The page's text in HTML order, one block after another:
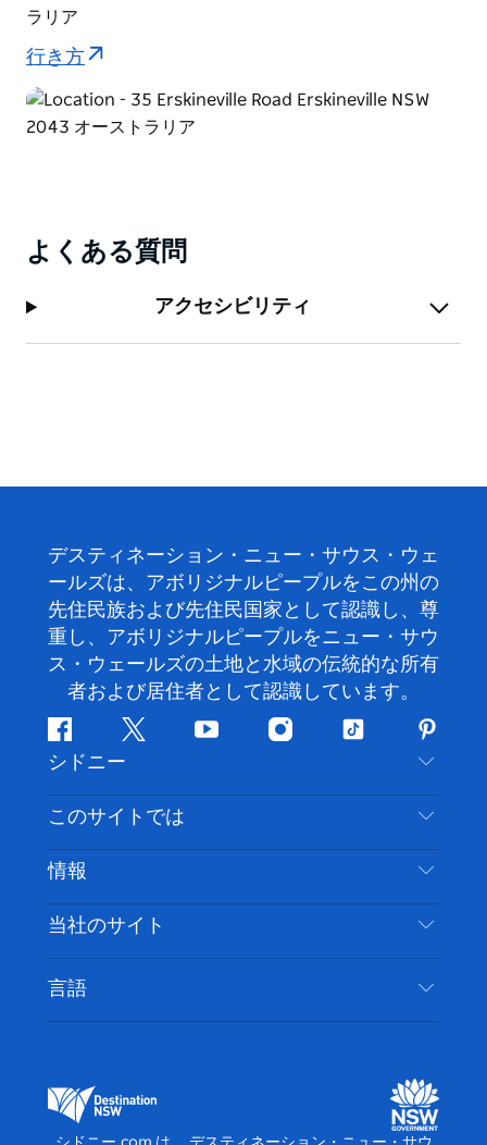
ラリア
行き方
よくある質問
アクセシビリティ
デスティネーション・ニュー・サウス・ウェ
ールズは、アボリジナルピープルをこの州の
先住民族および先住民国家として認識し、尊
重し、アボリジナルピープルをニュー・サウ
ス・ウェールズの土地と水域の伝統的な所有
者および居住者として認識しています。
フ
ェ
イ
ス
ブ
ッ
ク
ツ
ッ
タ
ー
ユ
チ
ー
イ
ス
グ
ム
テ
ッ
ト
ク
ピ
ン
タ
レ
ス
ト
シドニー
お問い合わせ
免責事項
クッキーに関する通知
このサイトでは
目的地
やるべきこと
イベント
宿泊施設
情報
旅行情報
アクセシブルシドニー
ビジネスを登録する
当社のサイト
デスティネーション・ニュー・サウス・ウェール
言語